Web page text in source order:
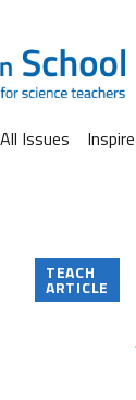
All Issues Inspire
TEACH
ARTICLE